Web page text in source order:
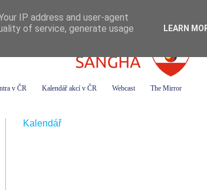
v ČR Kalendář akcí v ČR Webcast The Mirror
Kalendář
IP address and user-agent
of service, generate usage
LEARN